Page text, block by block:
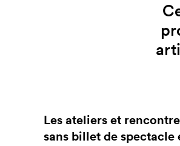
Les ateliers et
sans billet de spectacle